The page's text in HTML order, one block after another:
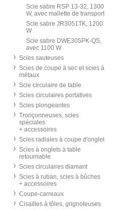
Scie sabre RSP 13-32, 1300
W, avec mallette de transport
Scie sabre JR3051TK, 1200
W
Scie sabre DWE305PK-QS,
avec 1100 W
Scies sauteuses
Scies de coupe à sec et scies à
métaux
Scie circulaire de table
Scies circulaires portatives
Scies plongeantes
Tronçonneuses, scies
spéciales
+ accessoires
Scies radiales à coupe d'onglet
Scies à onglets à table
retournable
Scies circulaires diamant
Scies à ruban, scies à bûches
+ accessoires
Coupe-carreaux
Cisailles à tôles, grignoteuses